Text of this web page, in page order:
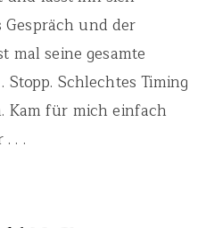
und der
mal seine gesamte
Stopp. Schlechtes Timing
Kam für mich einfach
. .